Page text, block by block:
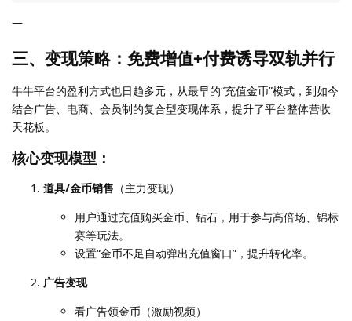
—
三、变现策略：免费增值+付费诱导双轨并行
牛牛平台的盈利方式也日趋多元，从最早的“充值金币”模式，到如今
结合广告、电商、会员制的复合型变现体系，提升了平台整体营收
天花板。
核心变现模型：
道具/金币销售 （主力变现）
用户通过充值购买金币、钻石，用于参与高倍场、锦标
赛等玩法。
设置“金币不足自动弹出充值窗口”，提升转化率。
广告变现
看广告领金币（激励视频）